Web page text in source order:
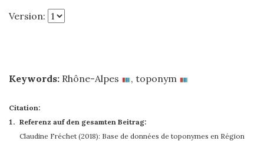
Version:
Keywords: Rhône-Alpes , toponym
Citation:
Referenz auf den gesamten Beitrag:
Claudine Fréchet (2018): Base de données de toponymes en Région